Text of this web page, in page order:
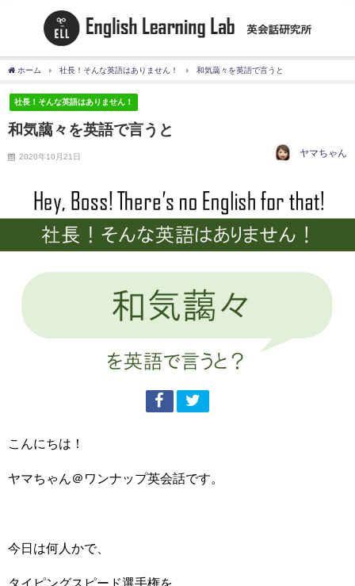
ホーム 社長！そんな英語はありません！ 和気藹々を英語で言うと
社長！そんな英語はありません！
和気藹々を英語で言うと
2020年10月21日 ヤマちゃん
こんにちは！
ヤマちゃん＠ワンナップ英会話です。
今日は何人かで、
タイピングスピード選手権を